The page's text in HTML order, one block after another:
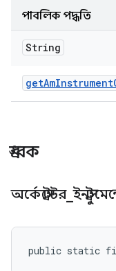
পাবলিক পদ্ধতি
String
getAmInstrument
ধ্রুবক
অর্কেস্ট্রেটর_
public static final